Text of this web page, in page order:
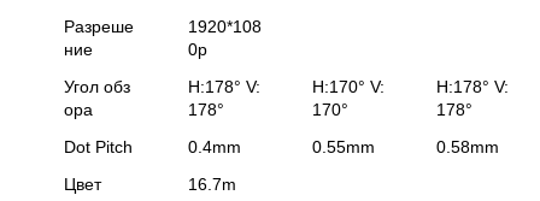
Разреше
ние
1920*108
0p
Угол обз
ора
H:178° V:
178°
H:170° V:
170°
H:178° V:
178°
Dot Pitch
0.4mm 0.55mm
0.58mm
Цвет
16.7m